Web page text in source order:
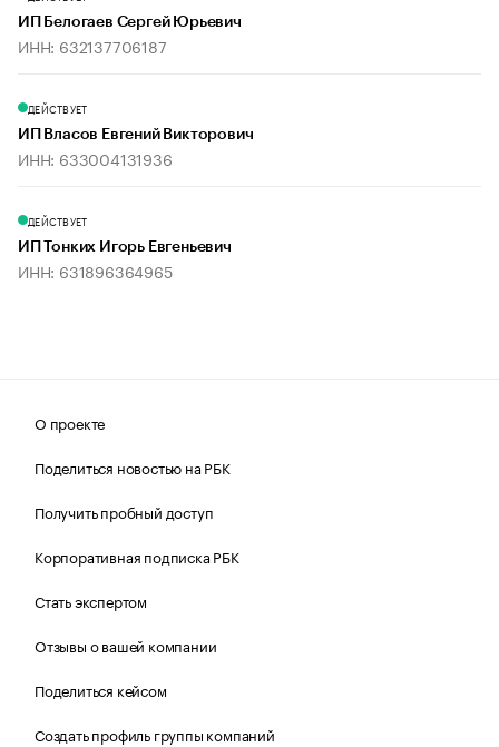
ИП Белогаев Сергей Юрьевич
ИНН: 632137706187
ДЕЙСТВУЕТ
ИП Власов Евгений Викторович
ИНН: 633004131936
ДЕЙСТВУЕТ
ИП Тонких Игорь Евгеньевич
ИНН: 631896364965
О проекте
Поделиться новостью на РБК
Получить пробный доступ
Корпоративная подписка РБК
Стать экспертом
Отзывы о вашей компании
Поделиться кейсом
Создать профиль группы компаний